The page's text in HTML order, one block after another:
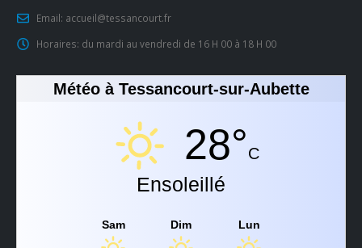
Email: accueil@tessancourt.fr
Horaires: du mardi au vendredi de 16 H 00 à 18 H 00
Météo à Tessancourt-sur-Aubette
28°C
Ensoleillé
Sam Dim Lun